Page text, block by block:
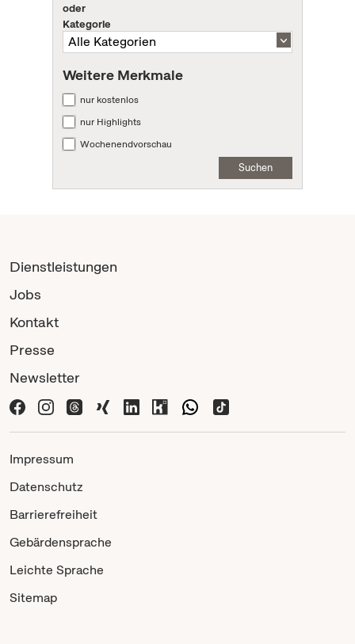
oder
Kategorie
Weitere Merkmale
nur kostenlos
nur Highlights
Wochenendvorschau
Suchen
Dienstleistungen
Jobs
Kontakt
Presse
Newsletter
Impressum
Datenschutz
Barrierefreiheit
Gebärdensprache
Leichte Sprache
Sitemap